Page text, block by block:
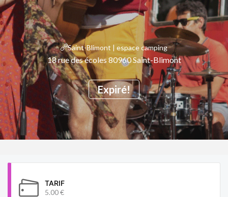
Expiré!
Saint-Blimont | espace camping
18 rue des écoles 80960 Saint-Blimont
TARIF
5.00 €